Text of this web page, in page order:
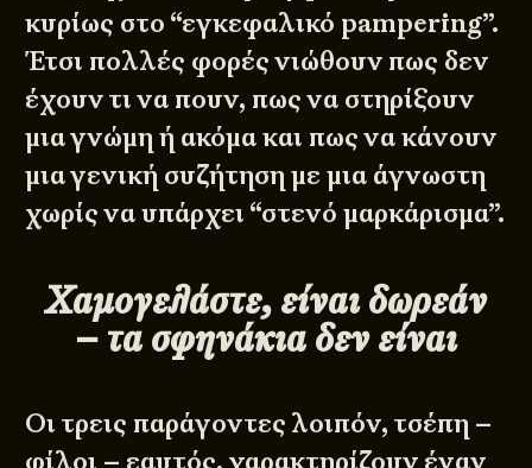
κυρίως στο “εγκεφαλικό pampering”.
Έτσι πολλές φορές νιώθουν πως δεν
έχουν τι να πουν, πως να στηρίξουν
μια γνώμη ή ακόμα και πως να κάνουν
μια γενική συζήτηση με μια άγνωστη
χωρίς να υπάρχει “στενό μαρκάρισμα”.
Χαμογελάστε, είναι δωρεάν
– τα σφηνάκια δεν είναι
Οι τρεις παράγοντες λοιπόν, τσέπη –